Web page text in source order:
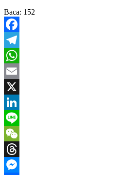
Baca: 152
Facebook
Telegram
WhatsApp
Email
X
LinkedIn
Line
WeChat
Threads